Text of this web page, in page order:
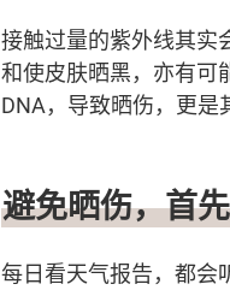
接触过量的紫外线其实
和使皮肤晒黑，亦有可
DNA，导致晒伤，更是
避免晒伤，首
每日看天气报告，都会